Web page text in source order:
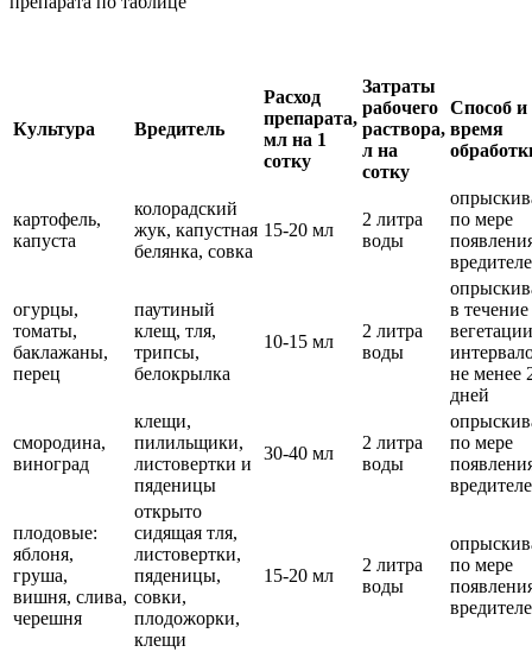
Культура Вредитель
Расход
препарата,
мл на 1
сотку
Затраты
рабочего
раствора,
л на
сотку
Способ и
время
картофель,
капуста
колорадский
жук, капустная
белянка, совка
15-20 мл
2 литра
воды
по мере
огурцы,
томаты,
баклажаны,
перец
паутиный
клещ, тля,
трипсы,
белокрылка
10-15 мл
2 литра
воды
в течение
не менее
дней
смородина,
виноград
клещи,
пилильщики,
листовертки и
пяденицы
30-40 мл
2 литра
воды
по мере
плодовые:
яблоня,
груша,
вишня, слива,
черешня
открыто
сидящая тля,
листовертки,
пяденицы,
совки,
плодожорки,
клещи
15-20 мл
2 литра
воды
по мере